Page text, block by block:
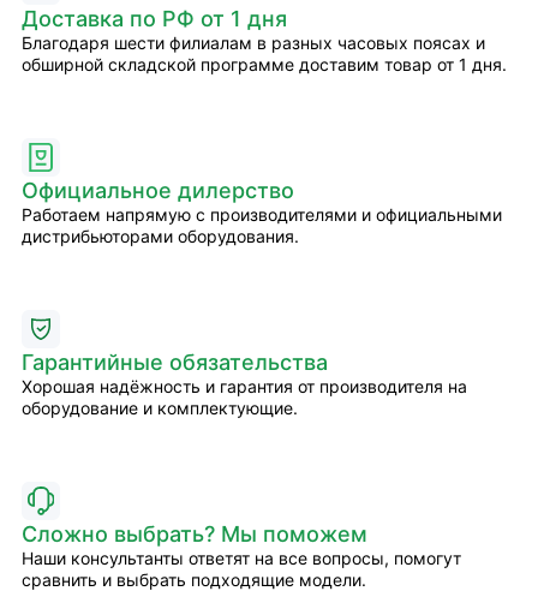
Доставка по РФ от 1 дня
Благодаря шести филиалам в разных часовых поясах и
обширной складской программе доставим товар от 1 дня.
Официальное дилерство
Работаем напрямую с производителями и официальными
дистрибьюторами оборудования.
Гарантийные обязательства
Хорошая надёжность и гарантия от производителя на
оборудование и комплектующие.
Сложно выбрать? Мы поможем
Наши консультанты ответят на все вопросы, помогут
сравнить и выбрать подходящие модели.